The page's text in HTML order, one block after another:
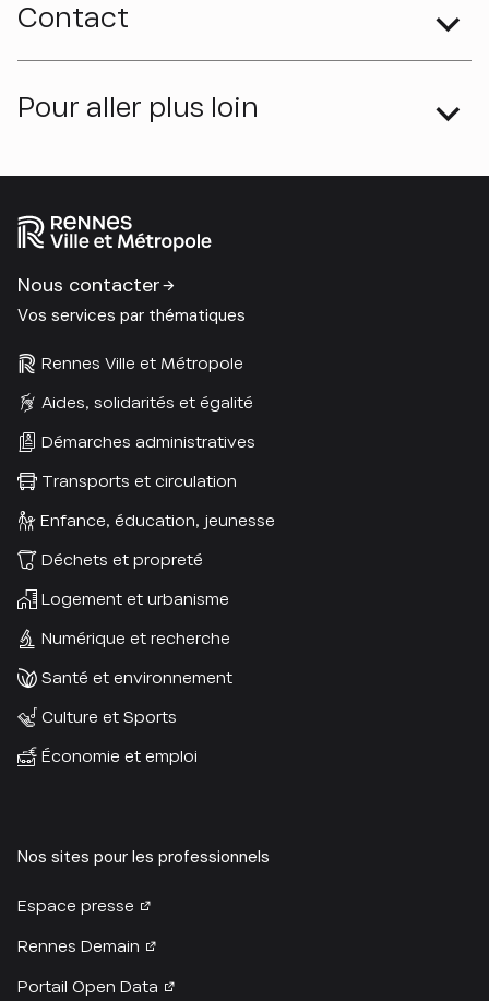
Contact
Pour aller plus loin
Nous contacter
Vos services par thématiques
Rennes Ville et Métropole
Aides, solidarités et égalité
Démarches administratives
Transports et circulation
Enfance, éducation, jeunesse
Déchets et propreté
Logement et urbanisme
Numérique et recherche
Santé et environnement
Culture et Sports
Économie et emploi
Nos sites pour les professionnels
Espace presse
Rennes Demain
Portail Open Data